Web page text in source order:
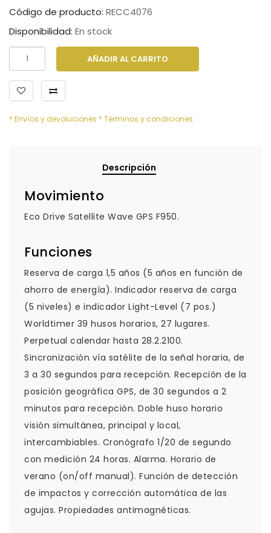
Código de producto: RECC4076
Disponibilidad: En stock
AÑADIR AL CARRITO
* Envíos y devoluciones * Términos y condiciones
Descripción
Movimiento
Eco Drive Satellite Wave GPS F950.
Funciones
Reserva de carga 1,5 años (5 años en función de
ahorro de energía). Indicador reserva de carga
(5 niveles) e indicador Light-Level (7 pos.)
Worldtimer 39 husos horarios, 27 lugares.
Perpetual calendar hasta 28.2.2100.
Sincronización vía satélite de la señal horaria, de
3 a 30 segundos para recepción. Recepción de la
posición geográfica GPS, de 30 segundos a 2
minutos para recepción. Doble huso horario
visión simultánea, principal y local,
intercambiables. Cronógrafo 1/20 de segundo
con medición 24 horas. Alarma. Horario de
verano (on/off manual). Función de detección
de impactos y corrección automática de las
agujas. Propiedades antimagnéticas.